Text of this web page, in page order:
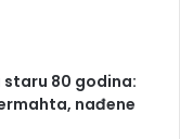
80 godina:
nađene